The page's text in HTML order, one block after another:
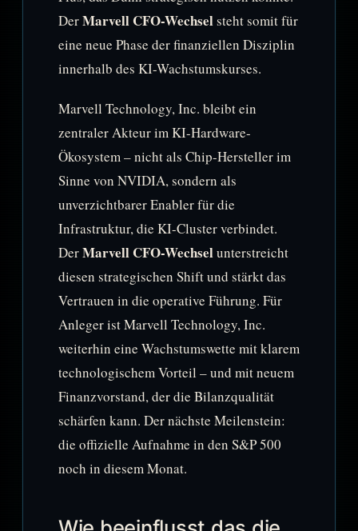
DerMarvell CFO-Wechselsteht somit für
eine neue Phase der finanziellen Disziplin
innerhalb des KI-Wachstumskurses.
Marvell Technology, Inc. bleibt ein
zentraler Akteur im KI-Hardware-
Ökosystem – nicht als Chip-Hersteller im
Sinne von NVIDIA, sondern als
unverzichtbarer Enabler für die
Infrastruktur, die KI-Cluster verbindet.
DerMarvell CFO-Wechselunterstreicht
diesen strategischen Shift und stärkt das
Vertrauen in die operative Führung. Für
Anleger ist Marvell Technology, Inc.
weiterhin eine Wachstumswette mit klarem
technologischem Vorteil – und mit neuem
Finanzvorstand, der die Bilanzqualität
schärfen kann. Der nächste Meilenstein:
die offizielle Aufnahme in den S&P 500
noch in diesem Monat.